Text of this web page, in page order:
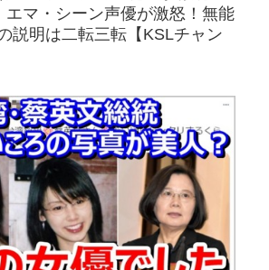
エマ・シーン声優が激怒！無能
説明は二転三転【KSLチャン